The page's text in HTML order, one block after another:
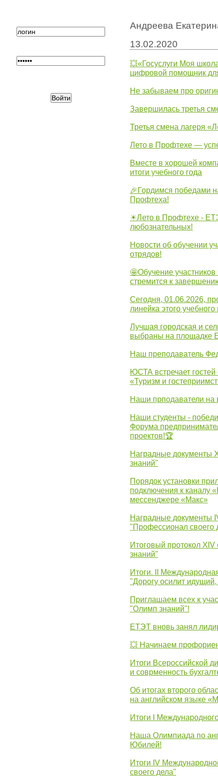
Андреева
13.02.2020
💥«Госуслуги Моя
цифровой помощник
Не забываем про
Завершилась третья
Третья смена лагеря
Лето в Профтехе —
Вместе в хорошей
итоги учебного года
🎉Гордимся победами
Профтеха!
☀Лето в Профтехе -
любознательных!
Новости об обучении
отрядов!
🤩Обучение участников
стремится к
Сегодня, 01.06.2026,
линейка этого учебного
Лучшая городская и
выбраны на площадке
Наш преподаватель
ЮСТА встречает гостей
«Туризм и
Наши прподаватели
Наши студенты -
Форума
проектов!🏆
Наградные документы
знаний"
Порядок установки
подключения к каналу
мессенджере «Макс»
Наградные документы
"Профессионал своего
Итоговый протокол
знаний"
Итоги. II
"Дорогу осилит
Приглашаем всех к
"Олимп знаний"!
ЕТЭТ вновь занял
💥 Начинаем
Итоги Всероссийской
и соврменность
Об итогах второго
на английском языке
Итоги I
Наша Олимпиада по
Юбилей!
Итоги IV
своего дела"